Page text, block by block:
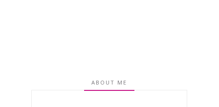
ABOUT ME